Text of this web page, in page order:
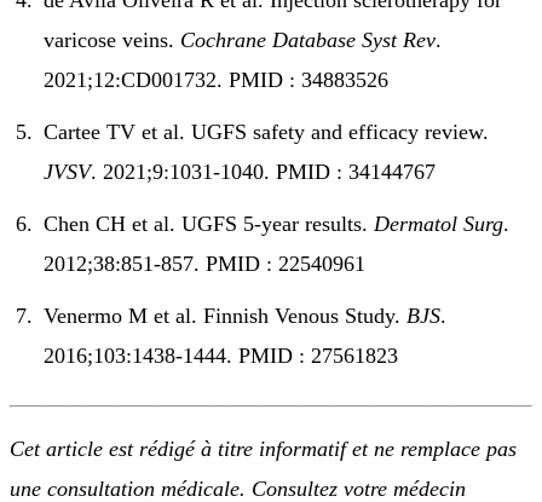
varicose veins. Cochrane Database Syst Rev.
2021;12:CD001732. PMID : 34883526
Cartee TV et al. UGFS safety and efficacy review.
JVSV. 2021;9:1031-1040. PMID : 34144767
Chen CH et al. UGFS 5-year results. Dermatol Surg.
2012;38:851-857. PMID : 22540961
Venermo M et al. Finnish Venous Study. BJS.
2016;103:1438-1444. PMID : 27561823
Cet article est rédigé à titre informatif et ne remplace pas
une consultation médicale. Consultez votre médecin